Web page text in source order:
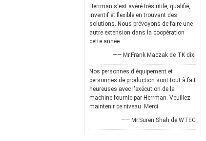
Herrman s'est avéré très utile, qualifié,
inventif et flexible en trouvant des
solutions. Nous prévoyons de faire une
autre extension dans la coopération
cette année.
—— Mr.Frank Maczak de TK dixi
Nos personnes d'équipement et
personnes de production sont tout à fait
heureuses avec l'exécution de la
machine fournie par Herrman. Veuillez
maintenir ce niveau. Merci
—— Mr.Suren Shah de WTEC